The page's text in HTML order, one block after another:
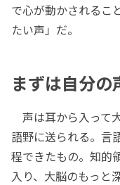
で心が動かされるこ
たい声」だ。
まずは自分の
声は耳から入って
語野に送られる。言
程できたもの。知的
入り、大脳のもっと